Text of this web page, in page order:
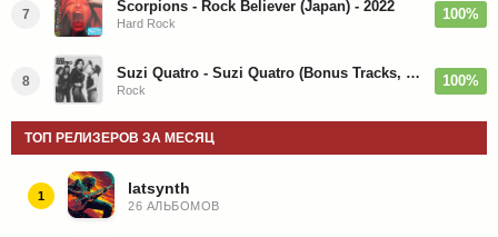
7 Scorpions - Rock Believer (Japan) - 2022
Hard Rock
100%
8 Suzi Quatro - Suzi Quatro (Bonus Tracks, Remaster) 1973/2022
Rock
100%
ТОП РЕЛИЗЕРОВ ЗА МЕСЯЦ
1 latsynth
26 АЛЬБОМОВ